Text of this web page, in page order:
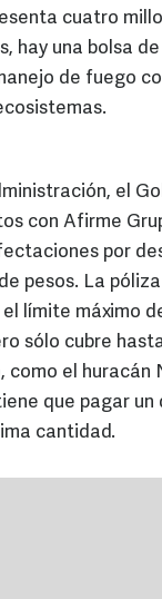
cuatro
hay una bolsa de
de fuego
el
con Afirme
por
pesos. La
límite máximo
sólo cubre
como el huracán
que pagar un
cantidad.